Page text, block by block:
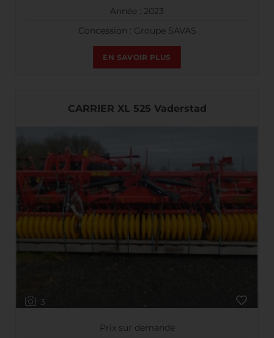
Année : 2023
Concession : Groupe SAVAS
EN SAVOIR PLUS
CARRIER XL 525 Vaderstad
3
Prix sur demande